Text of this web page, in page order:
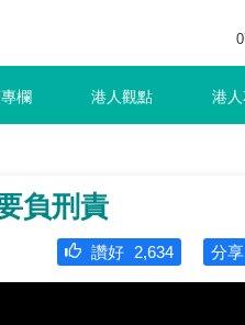
欄 港人觀點 港
負刑責
分享
讚好 2,634